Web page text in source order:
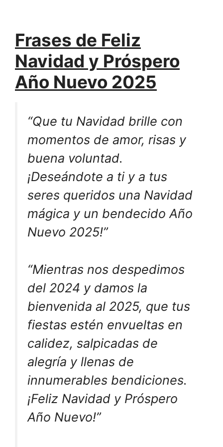
Frases de Feliz
Navidad y Próspero
Año Nuevo 2025
“Que tu Navidad brille con
momentos de amor, risas y
buena voluntad.
¡Deseándote a ti y a tus
seres queridos una Navidad
mágica y un bendecido Año
Nuevo 2025!”
“Mientras nos despedimos
del 2024 y damos la
bienvenida al 2025, que tus
fiestas estén envueltas en
calidez, salpicadas de
alegría y llenas de
innumerables bendiciones.
¡Feliz Navidad y Próspero
Año Nuevo!”